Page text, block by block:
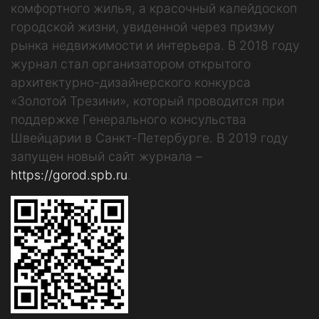
комфортного жилья, а красочный калейдоскоп
городской жизни, увиденной через призму
рынка недвижимости и интерьера. В 2018 году
журнал стал организатором открытого
архитектурно-дизайнерского конкурса
«Золотой Трезини», который проводится при
поддержке Генерального консульства
Швейцарии в Санкт-Петербурге. В 2019 году
запущен новый сайт журнала –
https://gorod.spb.ru.